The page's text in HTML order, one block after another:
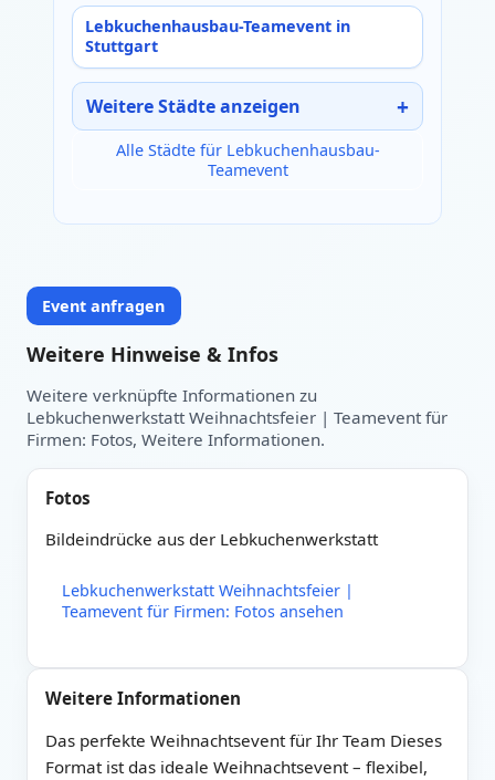
Lebkuchenhausbau-Teamevent in
Stuttgart
Weitere Städte anzeigen
Alle Städte für Lebkuchenhausbau-
Teamevent
Event anfragen
Weitere Hinweise & Infos
Weitere verknüpfte Informationen zu
Lebkuchenwerkstatt Weihnachtsfeier | Teamevent für
Firmen: Fotos, Weitere Informationen.
Fotos
Bildeindrücke aus der Lebkuchenwerkstatt
Lebkuchenwerkstatt Weihnachtsfeier |
Teamevent für Firmen: Fotos ansehen
Weitere Informationen
Das perfekte Weihnachtsevent für Ihr Team Dieses
Format ist das ideale Weihnachtsevent – flexibel,